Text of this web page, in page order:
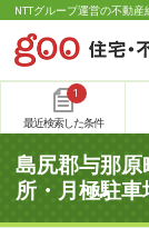
NTTグループ運営の不動
1
最近検索した条件
島尻郡与那
所・月極駐